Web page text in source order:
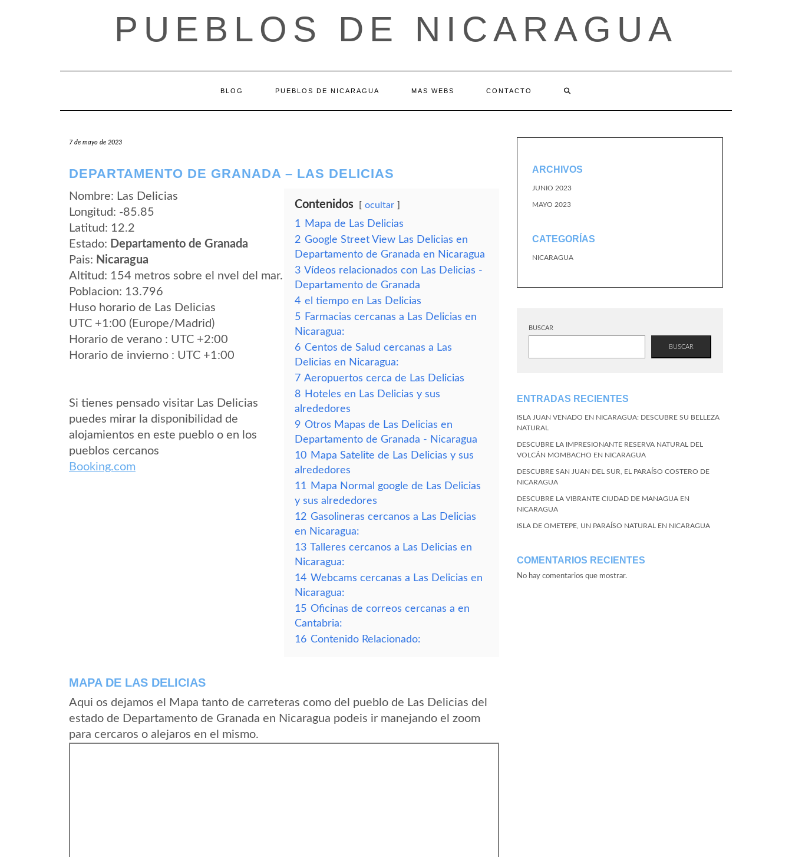
PUEBLOS DE NICARAGUA
BLOG PUEBLOS DE NICARAGUA MAS WEBS CONTACTO
7 de mayo de 2023
DEPARTAMENTO DE GRANADA – LAS DELICIAS
Nombre: Las Delicias
Longitud: -85.85
Latitud: 12.2
Estado: Departamento de Granada
Pais: Nicaragua
Altitud: 154 metros sobre el nvel del mar.
Poblacion: 13.796
Huso horario de Las Delicias
UTC +1:00 (Europe/Madrid)
Horario de verano : UTC +2:00
Horario de invierno : UTC +1:00
Si tienes pensado visitar Las Delicias
puedes mirar la disponibilidad de
alojamientos en este pueblo o en los
pueblos cercanos
Booking.com
Contenidos ocultar
1
Mapa de Las Delicias
2 Google Street View Las Delicias en
Departamento de Granada en Nicaragua
3 Vídeos relacionados con Las Delicias -
Departamento de Granada
4 el tiempo en Las Delicias
5 Farmacias cercanas a Las Delicias en
Nicaragua:
6 Centos de Salud cercanas a Las
Delicias en Nicaragua:
7 Aeropuertos cerca de Las Delicias
8 Hoteles en Las Delicias y sus
alrededores
9 Otros Mapas de Las Delicias en
Departamento de Granada - Nicaragua
10 Mapa Satelite de Las Delicias y sus
alrededores
11
Mapa Normal google de Las Delicias
y sus alrededores
12 Gasolineras cercanos a Las Delicias
en Nicaragua:
13 Talleres cercanos a Las Delicias en
Nicaragua:
14 Webcams cercanas a Las Delicias en
Nicaragua:
15 Oficinas de correos cercanas a en
Cantabria:
16 Contenido Relacionado:
MAPA DE LAS DELICIAS
Aqui os dejamos el Mapa tanto de carreteras como del pueblo de Las Delicias del
estado de Departamento de Granada en Nicaragua podeis ir manejando el zoom
para cercaros o alejaros en el mismo.
ARCHIVOS
JUNIO 2023
MAYO 2023
CATEGORÍAS
NICARAGUA
BUSCAR
BUSCAR
ENTRADAS RECIENTES
ISLA JUAN VENADO EN NICARAGUA: DESCUBRE SU BELLEZA
NATURAL
DESCUBRE LA IMPRESIONANTE RESERVA NATURAL DEL
VOLCÁN MOMBACHO EN NICARAGUA
DESCUBRE SAN JUAN DEL SUR, EL PARAÍSO COSTERO DE
NICARAGUA
DESCUBRE LA VIBRANTE CIUDAD DE MANAGUA EN
NICARAGUA
ISLA DE OMETEPE, UN PARAÍSO NATURAL EN NICARAGUA
COMENTARIOS RECIENTES
No hay comentarios que mostrar.